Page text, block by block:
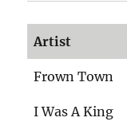
Artist
Frown Town
I Was A King